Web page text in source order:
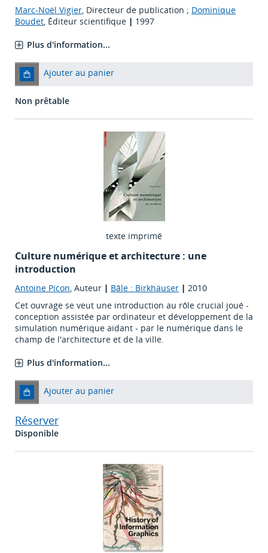
Marc-Noël Vigier, Directeur de publication ; Dominique
Boudet, Éditeur scientifique | 1997
Plus d'information...
Ajouter au panier
Non prêtable
texte imprimé
Culture numérique et architecture : une
introduction
Antoine Picon, Auteur | Bâle : Birkhäuser | 2010
Cet ouvrage se veut une introduction au rôle crucial joué -
conception assistée par ordinateur et développement de la
simulation numérique aidant - par le numérique dans le
champ de l'architecture et de la ville.
Plus d'information...
Ajouter au panier
Réserver
Disponible